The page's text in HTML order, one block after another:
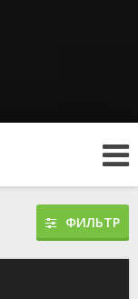
ФИЛЬТР